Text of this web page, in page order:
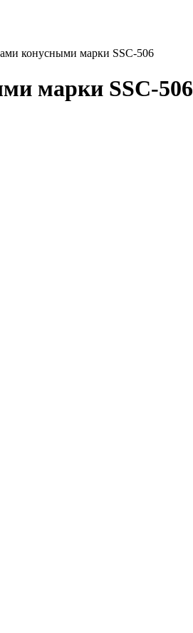
конусными марки SSC-506
марки SSC-506